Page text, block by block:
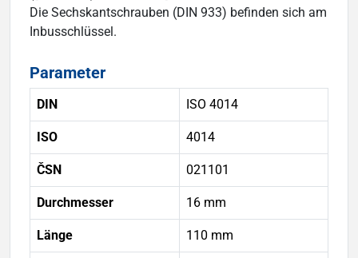
Die Sechskantschrauben (DIN 933) befinden sich am
Inbusschlüssel.
Parameter
DIN ISO 4014
ISO 4014
ČSN 021101
Durchmesser 16 mm
Länge 110 mm